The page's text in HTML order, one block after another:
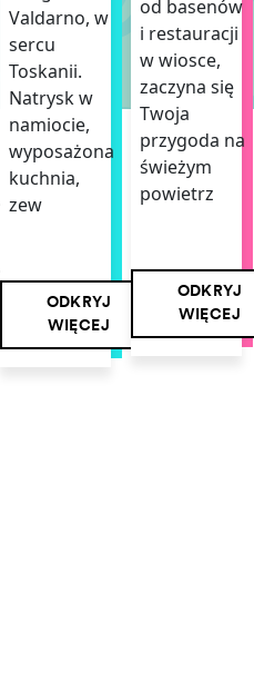
Valdarno, w
sercu
Toskanii.
Natrysk w
namiocie,
wyposażona
kuchnia,
zew
ODKRYJ
WIĘCEJ
od basenów
i restauracji
w wiosce,
zaczyna się
Twoja
przygoda na
świeżym
powietrz
ODKRYJ
WIĘCEJ